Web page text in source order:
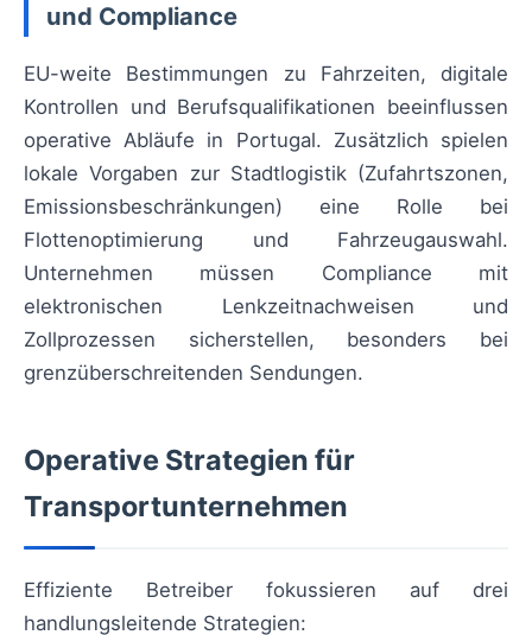
und Compliance
EU-weite Bestimmungen zu Fahrzeiten, digitale
Kontrollen und Berufsqualifikationen beeinflussen
operative Abläufe in Portugal. Zusätzlich spielen
lokale Vorgaben zur Stadtlogistik (Zufahrtszonen,
Emissionsbeschränkungen) eine Rolle bei
Flottenoptimierung und Fahrzeugauswahl.
Unternehmen müssen Compliance mit
elektronischen Lenkzeitnachweisen und
Zollprozessen sicherstellen, besonders bei
grenzüberschreitenden Sendungen.
Operative Strategien für
Transportunternehmen
Effiziente Betreiber fokussieren auf drei
handlungsleitende Strategien: